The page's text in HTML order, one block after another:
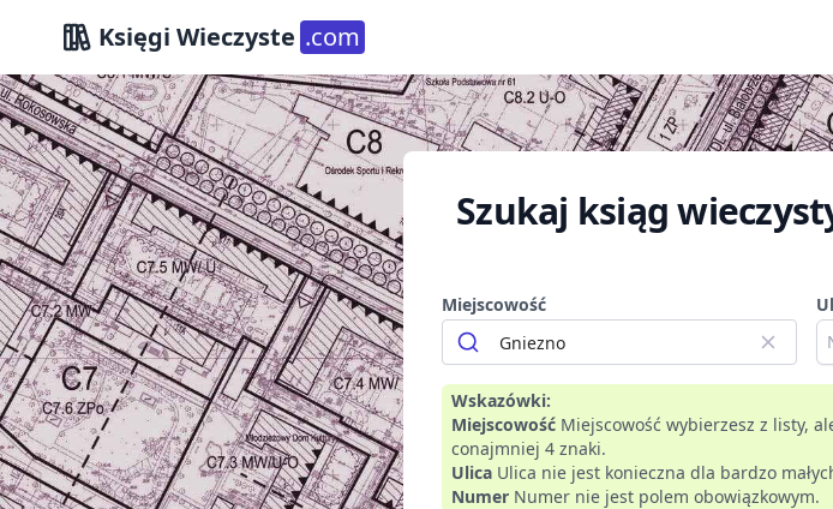
Księgi Wieczyste .com
Szukaj ksiąg
Miejscowość
Wskazówki:
Miejscowość Miejscowość wybierzesz z listy,
conajmniej 4 znaki.
Ulica Ulica nie jest konieczna dla bardzo
Numer Numer nie jest polem obowiązkowym.